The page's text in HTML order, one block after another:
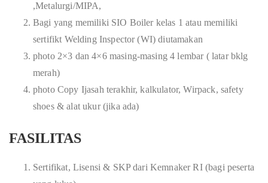
,Metalurgi/MIPA,
Bagi yang memiliki SIO Boiler kelas 1 atau memiliki
sertifikt Welding Inspector (WI) diutamakan
photo 2×3 dan 4×6 masing-masing 4 lembar ( latar bklg
merah)
photo Copy Ijasah terakhir, kalkulator, Wirpack, safety
shoes & alat ukur (jika ada)
FASILITAS
Sertifikat, Lisensi & SKP dari Kemnaker RI (bagi peserta